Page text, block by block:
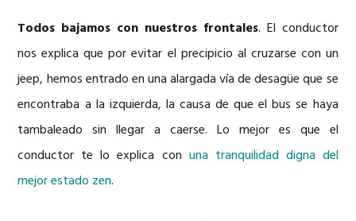
Todos bajamos con nuestros frontales. El conductor
nos explica que por evitar el precipicio al cruzarse con un
jeep, hemos entrado en una alargada vía de desagüe que se
encontraba a la izquierda, la causa de que el bus se haya
tambaleado sin llegar a caerse. Lo mejor es que el
conductor te lo explica con una tranquilidad digna del
mejor estado zen.